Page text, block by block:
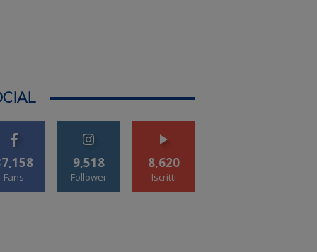
Fans
9,518
Follower
8,620
Iscritti